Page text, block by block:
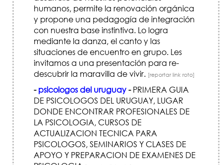
humanos, permite la renovación orgánica
y propone una pedagogía de integración
con nuestra base instintiva. Lo logra
mediante la danza, el canto y las
situaciones de encuentro en grupo. Les
invitamos a una presentación para re-
descubrir la maravilla de vivir. [reportar link roto]
- psicologos del uruguay-PRIMERA GUIA
DE PSICOLOGOS DEL URUGUAY, LUGAR
DONDE ENCONTRAR PROFESIONALES DE
LA PSICOLOGIA, CURSOS DE
ACTUALIZACION TECNICA PARA
PSICOLOGOS, SEMINARIOS Y CLASES DE
APOYO Y PREPARACION DE EXAMENES DE